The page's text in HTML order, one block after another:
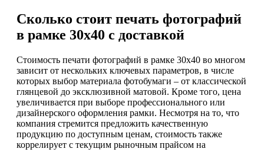
Сколько стоит печать фотографий
в рамке 30х40 с доставкой
Стоимость печати фотографий в рамке 30х40 во многом
зависит от нескольких ключевых параметров, в числе
которых выбор материала фотобумаги – от классической
глянцевой до эксклюзивной матовой. Кроме того, цена
увеличивается при выборе профессионального или
дизайнерского оформления рамки. Несмотря на то, что
компания стремится предложить качественную
продукцию по доступным ценам, стоимость также
коррелирует с текущим рыночным прайсом на